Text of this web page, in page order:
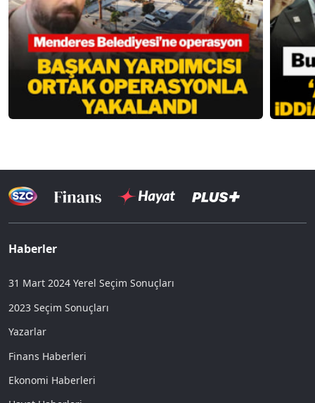
Haberler
31 Mart 2024 Yerel Seçim Sonuçları
2023 Seçim Sonuçları
Yazarlar
Finans Haberleri
Ekonomi Haberleri